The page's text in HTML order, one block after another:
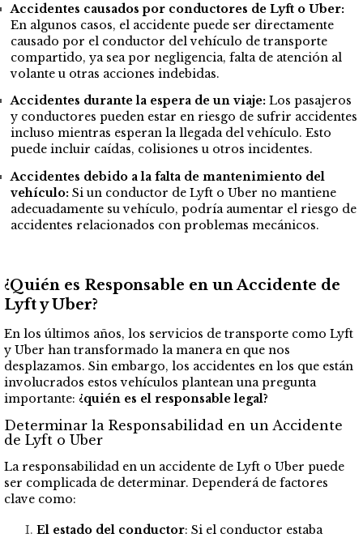
Accidentes causados por conductores de Lyft o Uber:
En algunos casos, el accidente puede ser directamente
causado por el conductor del vehículo de transporte
compartido, ya sea por negligencia, falta de atención al
volante u otras acciones indebidas.
Accidentes durante la espera de un viaje: Los pasajeros
y conductores pueden estar en riesgo de sufrir accidentes
incluso mientras esperan la llegada del vehículo. Esto
puede incluir caídas, colisiones u otros incidentes.
Accidentes debido a la falta de mantenimiento del
vehículo: Si un conductor de Lyft o Uber no mantiene
adecuadamente su vehículo, podría aumentar el riesgo de
accidentes relacionados con problemas mecánicos.
¿Quién es Responsable en un Accidente de
Lyft y Uber?
En los últimos años, los servicios de transporte como Lyft
y Uber han transformado la manera en que nos
desplazamos. Sin embargo, los accidentes en los que están
involucrados estos vehículos plantean una pregunta
importante: ¿quién es el responsable legal?
Determinar la Responsabilidad en un Accidente
de Lyft o Uber
La responsabilidad en un accidente de Lyft o Uber puede
ser complicada de determinar. Dependerá de factores
clave como:
El estado del conductor: Si el conductor estaba